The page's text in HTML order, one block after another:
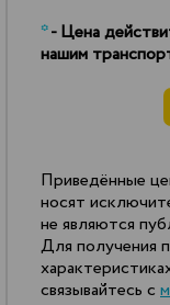
*- Цена
нашим
Приведённые
носят
не являются
Для получения
связывайтесь с